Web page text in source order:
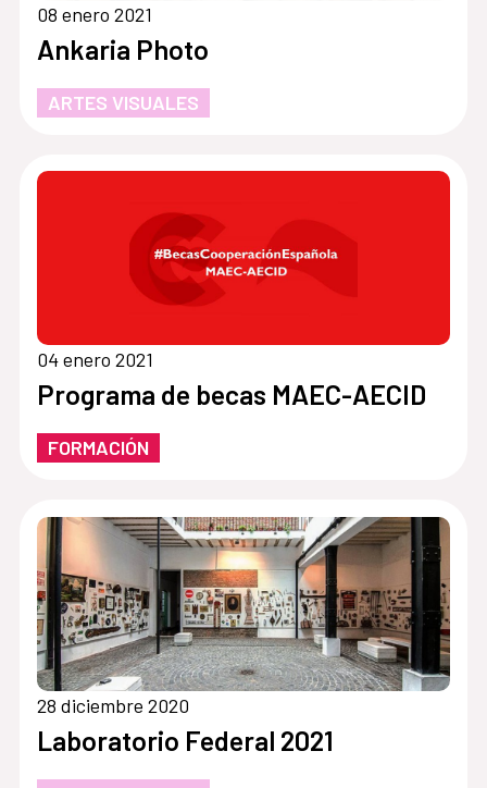
08 enero 2021
Ankaria Photo
ARTES VISUALES
04 enero 2021
Programa de becas MAEC-AECID
FORMACIÓN
28 diciembre 2020
Laboratorio Federal 2021